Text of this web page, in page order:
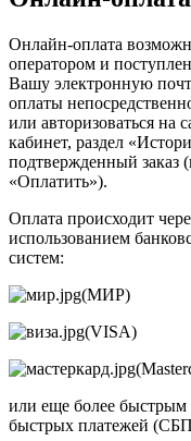
Онлайн-оплата
оператором и
Вашу электронную
оплаты
или авторизоваться на
кабинет, раздел
подтвержденный заказ
«Оплатить»).
Оплата происходит
использованием
систем:
(МИР)
(VISA)
или еще более быстрым
быстрых платежей